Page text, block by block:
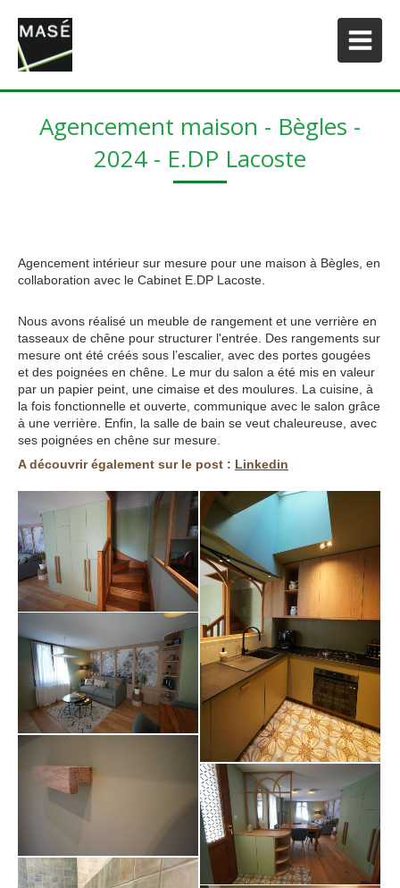
Agencement maison - Bègles -
2024 - E.DP Lacoste
Agencement intérieur sur mesure pour une maison à Bègles, en
collaboration avec le Cabinet E.DP Lacoste.
Nous avons réalisé un meuble de rangement et une verrière en
tasseaux de chêne pour structurer l'entrée. Des rangements sur
mesure ont été créés sous l’escalier, avec des portes gougées
et des poignées en chêne. Le mur du salon a été mis en valeur
par un papier peint, une cimaise et des moulures. La cuisine, à
la fois fonctionnelle et ouverte, communique avec le salon grâce
à une verrière. Enfin, la salle de bain se veut chaleureuse, avec
ses poignées en chêne sur mesure.
A découvrir également sur le post : Linkedin